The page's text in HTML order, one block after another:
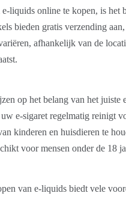
liquids online te kopen, is het
bieden gratis verzending
afhankelijk van de
op het belang van het
e-sigaret regelmatig reinigt
kinderen en huisdieren te
voor mensen onder de 18
van e-liquids biedt vele